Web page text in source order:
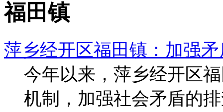
福田镇
萍乡经开区福田镇：加强
今年以来，萍乡经开区
机制，加强社会矛盾的